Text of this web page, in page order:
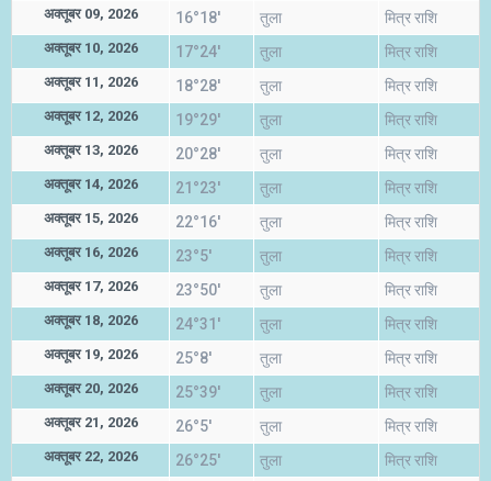
अक्तूबर 09, 2026 16°18' तुला मित्र राशि
अक्तूबर 10, 2026 17°24' तुला मित्र राशि
अक्तूबर 11, 2026 18°28' तुला मित्र राशि
अक्तूबर 12, 2026 19°29' तुला मित्र राशि
अक्तूबर 13, 2026 20°28' तुला मित्र राशि
अक्तूबर 14, 2026 21°23' तुला मित्र राशि
अक्तूबर 15, 2026 22°16' तुला मित्र राशि
अक्तूबर 16, 2026 23°5' तुला मित्र राशि
अक्तूबर 17, 2026 23°50' तुला मित्र राशि
अक्तूबर 18, 2026 24°31' तुला मित्र राशि
अक्तूबर 19, 2026 25°8' तुला मित्र राशि
अक्तूबर 20, 2026 25°39' तुला मित्र राशि
अक्तूबर 21, 2026 26°5' तुला मित्र राशि
अक्तूबर 22, 2026 26°25' तुला मित्र राशि